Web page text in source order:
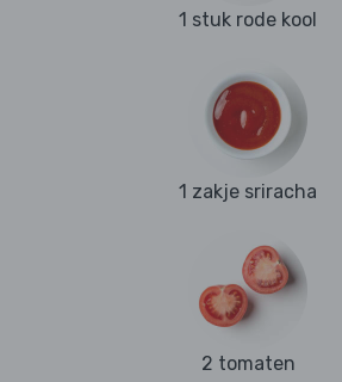
1 stuk rode kool
1 zakje sriracha
2 tomaten